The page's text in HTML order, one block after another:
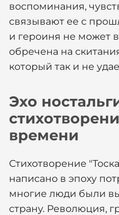
воспоминания,
связывают ее с
и героиня не может
обречена на
который так и не
Эхо
времени
Стихотворение
написано в эпоху
многие люди были
страну. Революция,